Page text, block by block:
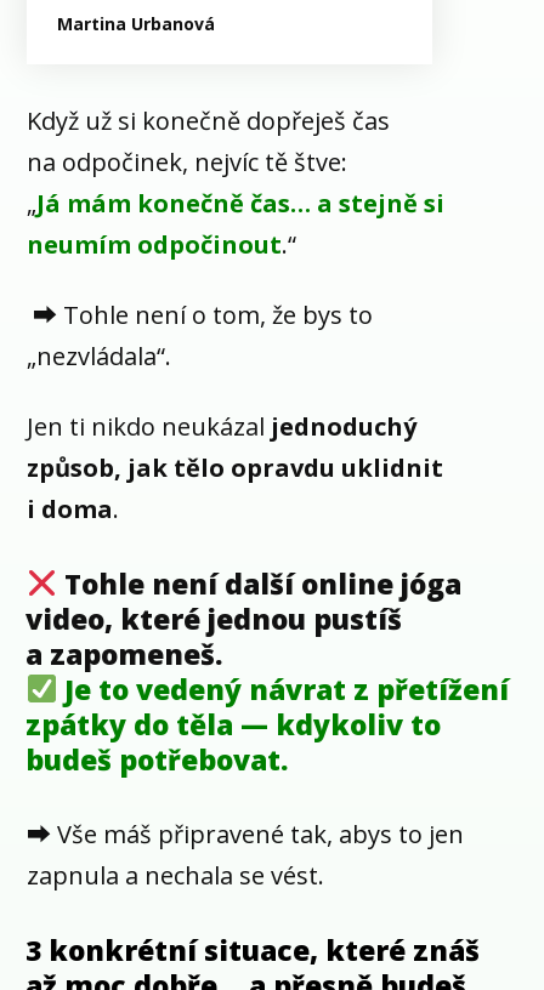
Martina Urbanová
Když už si konečně dopřeješ čas
na odpočinek, nejvíc tě štve:
„Já mám konečně čas… a stejně si
neumím odpočinout.“
⮕ Tohle není o tom, že bys to
„nezvládala“.
Jen ti nikdo neukázal jednoduchý
způsob, jak tělo opravdu uklidnit
i doma.
Tohle není další online jóga
video, které jednou pustíš
a zapomeneš.
Je to vedený návrat z přetížení
zpátky do těla — kdykoliv to
budeš potřebovat.
⮕ Vše máš připravené tak, abys to jen
zapnula a nechala se vést.
3 konkrétní situace, které znáš